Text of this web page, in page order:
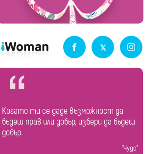
Когато ти се даде възможност да
бъдеш прав или добър, избери да бъдеш
добър.
"Чудо"